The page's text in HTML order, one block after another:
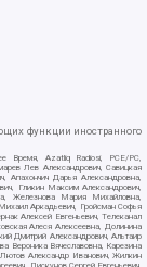
функции иностранного
Время, Azatliq Radiosi, PCE/PC,
Лев Александрович, Савицкая
Апахончич Дарья Александровна,
Гликин Максим Александрович,
Железнова Мария Михайловна,
Аркадьевич, Гройсман Софья
Алексей Евгеньевич, Телеканал
Алеся Алексеевна, Долинина
Дмитрий Александрович, Альтаир
Вероника Вячеславовна, Карезина
Александр Иванович, Жилкин
Пискунов Сергей Евгеньевич,